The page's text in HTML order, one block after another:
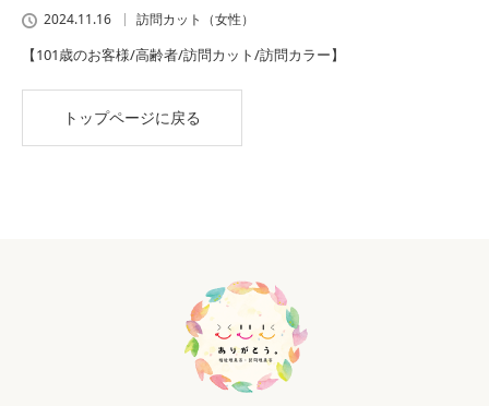
2024.11.16 訪問カット（女性）
【101歳のお客様/高齢者/訪問カット/訪問カラー】
トップページに戻る